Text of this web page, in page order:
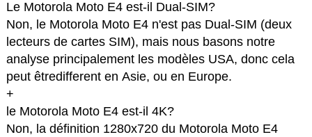
Le Motorola Moto E4 est-il Dual-SIM?
Non, le Motorola Moto E4 n'est pas Dual-SIM (deux
lecteurs de cartes SIM), mais nous basons notre
analyse principalement les modèles USA, donc cela
peut êtredifferent en Asie, ou en Europe.
+
le Motorola Moto E4 est-il 4K?
Non, la définition 1280x720 du Motorola Moto E4